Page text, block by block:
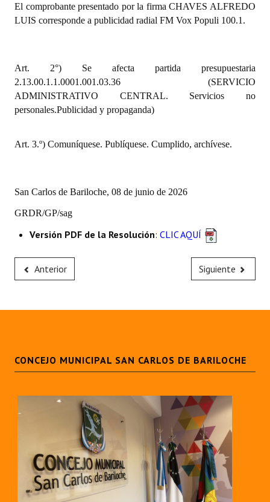
Resoluciones de Presidencia
Noticias Destacadas
Registros y Distinciones
Periodistas Decanos - Registro
Ciudadano Ilustre - Registro
Banca del Vecino - Registro
Reconocimientos - Registro
Entrega de distinciones
REFORMA DE LA CARTA ORGÁNICA
El comprobante presentado por la firma CHAVES ALFREDO
LUIS corresponde a publicidad radial FM Vox Populi 100.1.
Art. 2°) Se afecta partida presupuestaria
2.13.00.1.1.0001.001.03.36 (SERVICIO
ADMINISTRATIVO CENTRAL. Servicios no
personales.Publicidad y propaganda)
Art. 3.º) Comuníquese. Publíquese. Cumplido, archívese.
San Carlos de Bariloche, 08 de junio de 2026
GRDR/GP/sag
Versión PDF de la Resolución: CLIC AQUÍ
Anterior Siguiente
CONCEJO MUNICIPAL SAN CARLOS DE BARILOCHE